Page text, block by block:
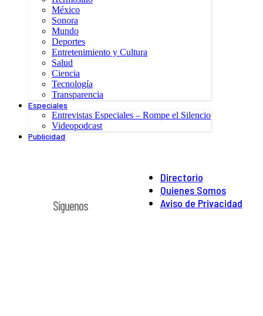
México
Sonora
Mundo
Deportes
Entretenimiento y Cultura
Salud
Ciencia
Tecnología
Transparencia
Especiales
Entrevistas Especiales – Rompe el Silencio
Videopodcast
Publicidad
Directorio
Quienes Somos
Aviso de Privacidad
Síguenos